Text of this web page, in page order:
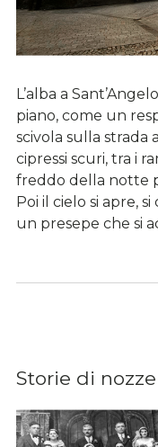
L’alba a
piano, come un
scivola sulla strada
cipressi scuri, tra i
freddo della notte
Poi il cielo si apre,
un presepe che si
Storie di